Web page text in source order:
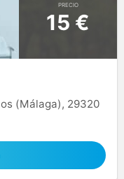
PRECIO
15 €
(Málaga), 29320